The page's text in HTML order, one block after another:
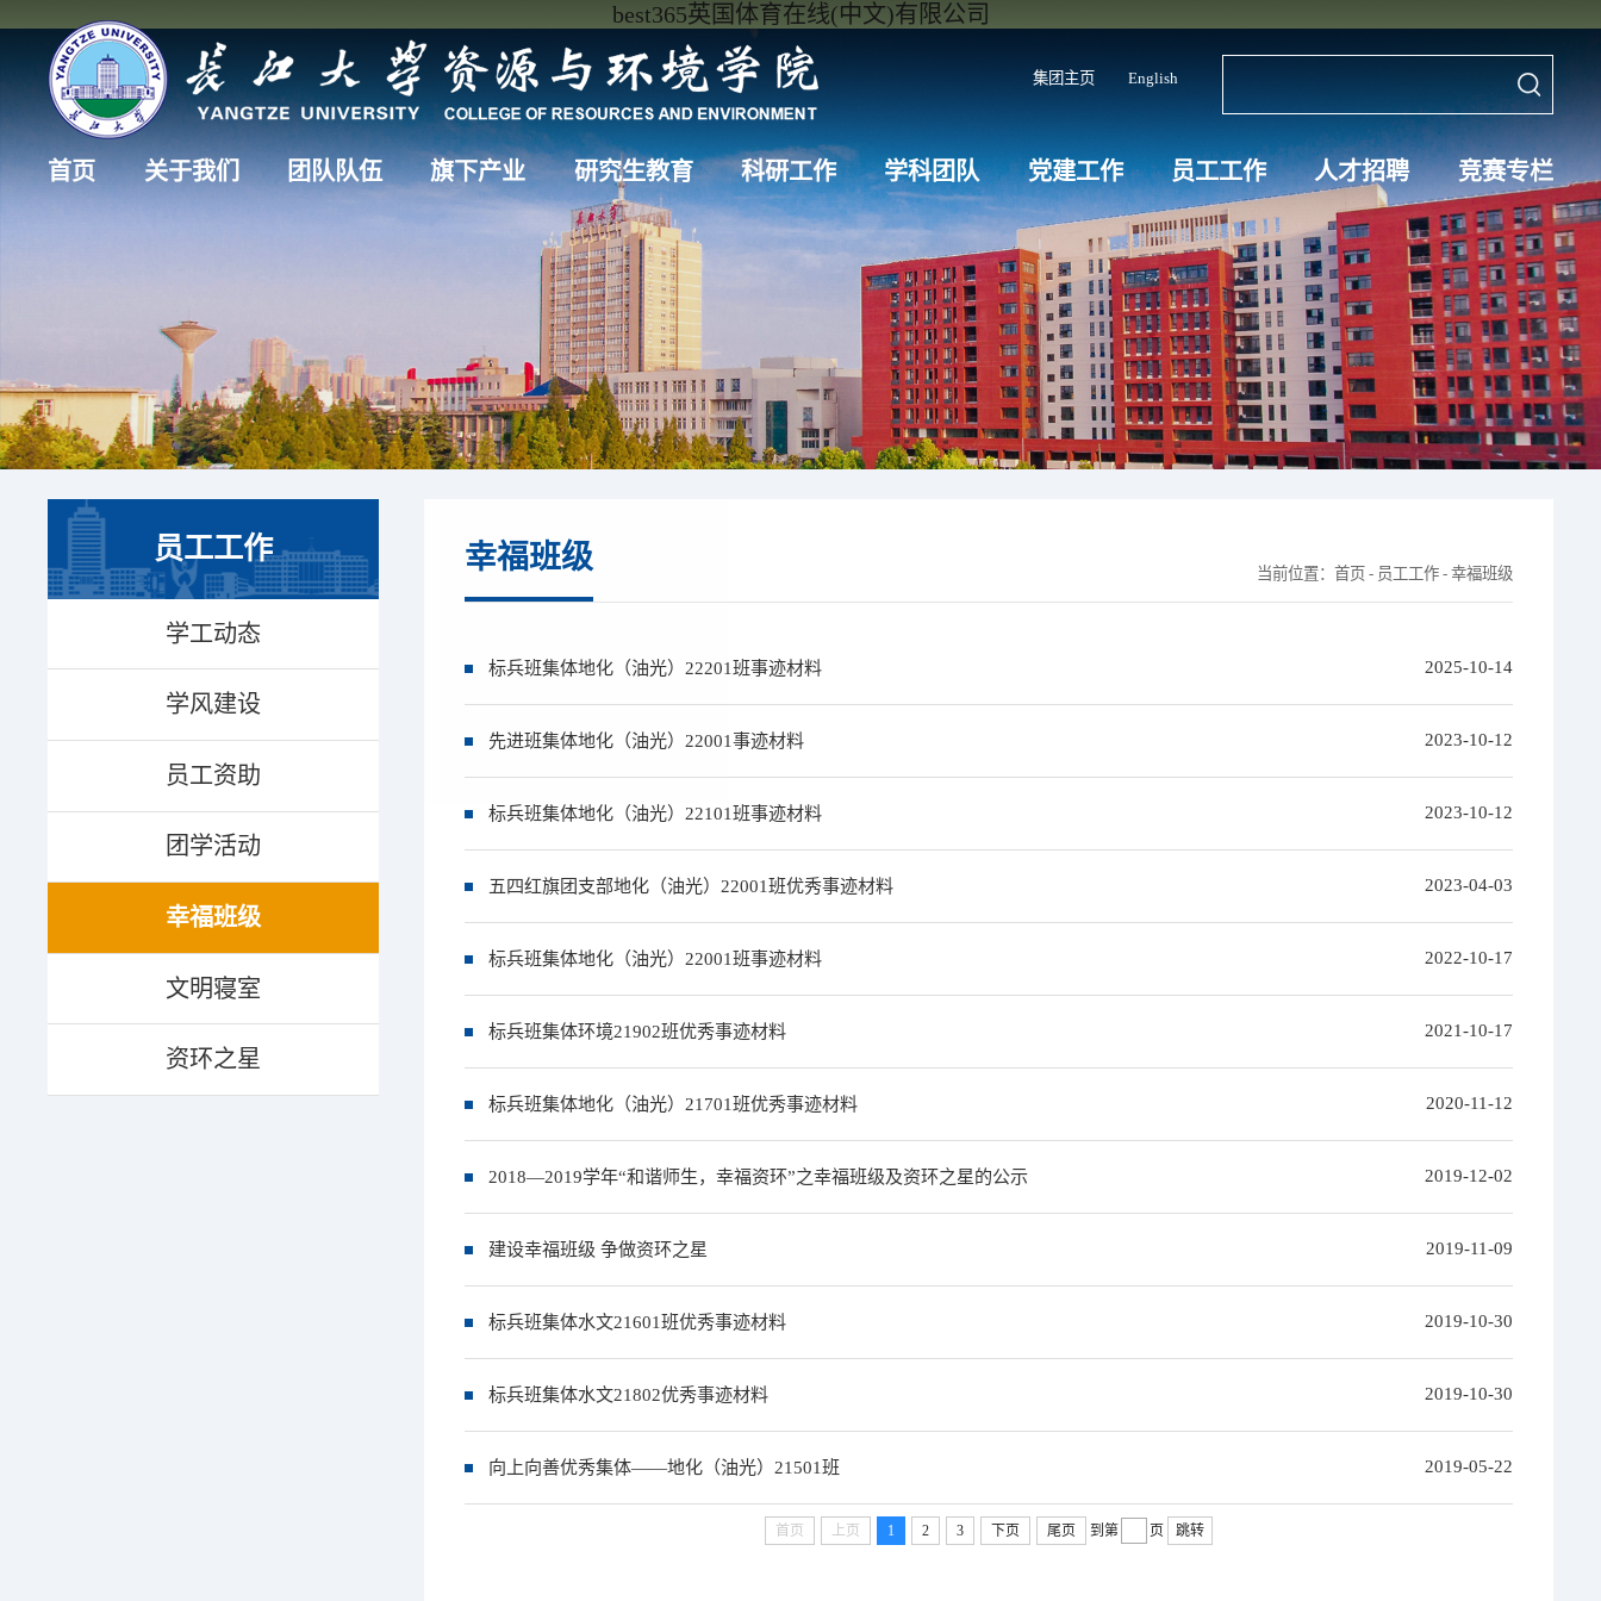
best365英国体育在线(中文)有限公司
集团主页 English
首页 关于我们 团队队伍 旗下产业 研究生教育 科研工作 学科团队 党建工作 员工工作 人才招聘 竞赛专栏
员工工作
学工动态
学风建设
员工资助
团学活动
幸福班级
文明寝室
资环之星
幸福班级 当前位置：首页 - 员工工作 -幸福班级
标兵班集体地化（油光）22201班事迹材料 2025-10-14
先进班集体地化（油光）22001事迹材料 2023-10-12
标兵班集体地化（油光）22101班事迹材料 2023-10-12
五四红旗团支部地化（油光）22001班优秀事迹材料 2023-04-03
标兵班集体地化（油光）22001班事迹材料 2022-10-17
标兵班集体环境21902班优秀事迹材料 2021-10-17
标兵班集体地化（油光）21701班优秀事迹材料 2020-11-12
​2018—2019学年“和谐师生，幸福资环”之幸福班级及资环之星的公示 2019-12-02
建设幸福班级 争做资环之星 2019-11-09
标兵班集体水文21601班优秀事迹材料 2019-10-30
标兵班集体水文21802优秀事迹材料 2019-10-30
向上向善优秀集体——地化（油光）21501班 2019-05-22
首页 上页 1 2 3 下页 尾页 到第 页 跳转